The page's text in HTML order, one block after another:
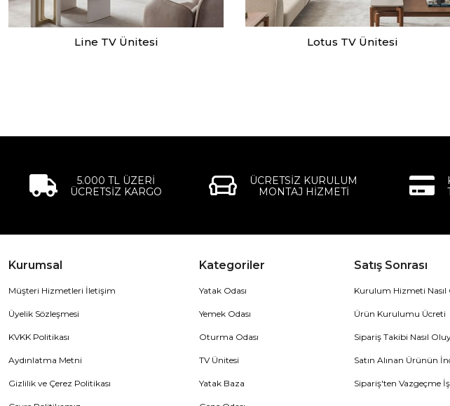
Line TV Ünitesi Lotus TV Ünitesi
5.000 TL ÜZERİ
ÜCRETSİZ KARGO
ÜCRETSİZ KURULUM
MONTAJ HİZMETİ
Kurumsal
Müşteri Hizmetleri İletişim
Üyelik Sözleşmesi
KVKK Politikası
Aydınlatma Metni
Gizlilik ve Çerez Politikası
Kategoriler
Yatak Odası
Yemek Odası
Oturma Odası
TV Ünitesi
Yatak Baza
Satış Sonrası
Kurulum Hizmeti Nasıl
Ürün Kurulumu Ücreti
Sipariş Takibi Nasıl
Satın Alınan Ürünün
Sipariş'ten Vazgeçme